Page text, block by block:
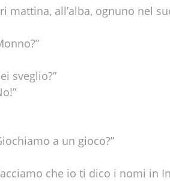
mattina, all’alba, ognuno nel
sveglio?”
a un gioco?”
che io ti dico i nomi in